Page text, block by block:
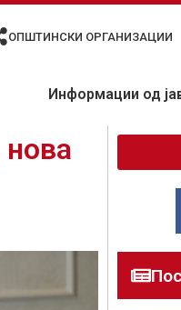
ОПШТИНСКИ ОРГАНИЗАЦИИ
Информации од